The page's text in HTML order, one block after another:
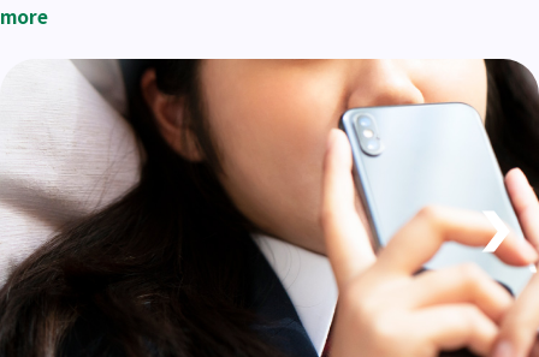
more